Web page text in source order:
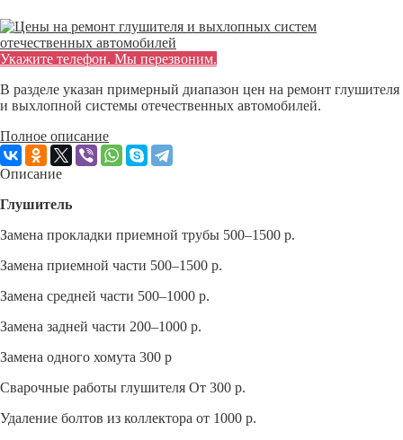
Укажите телефон. Мы перезвоним.
В разделе указан примерный диапазон цен на ремонт глушителя
и выхлопной системы отечественных автомобилей.
Полное описание
Описание
Глушитель
Замена прокладки приемной трубы 500–1500 р.
Замена приемной части 500–1500 р.
Замена средней части 500–1000 р.
Замена задней части 200–1000 р.
Замена одного хомута 300 р
Сварочные работы глушителя От 300 р.
Удаление болтов из коллектора от 1000 р.